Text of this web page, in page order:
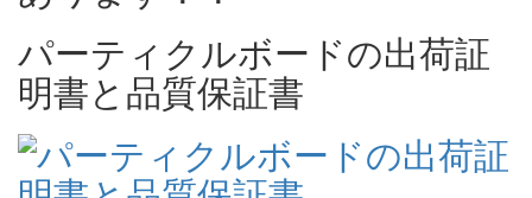
パーティクルボードの出荷証
明書と品質保証書